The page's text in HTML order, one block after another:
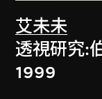
艾未未
透視研究:
1999